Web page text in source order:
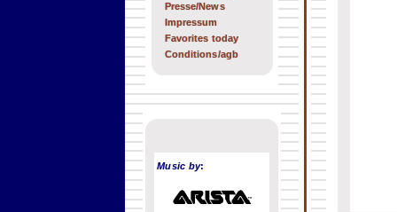
Presse/News
Impressum
Favorites today
Conditions/agb
Music by: